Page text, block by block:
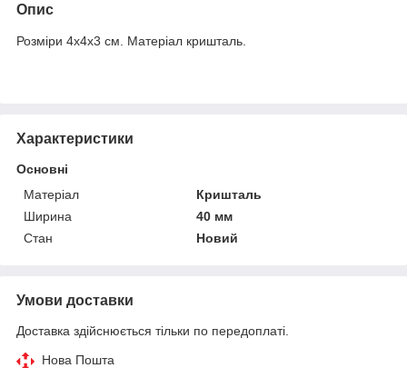
Опис
Розміри 4x4x3 см. Матеріал кришталь.
Характеристики
Основні
Матеріал
Кришталь
Ширина
40 мм
Стан
Новий
Умови доставки
Доставка здійснюється тільки по передоплаті.
Нова Пошта